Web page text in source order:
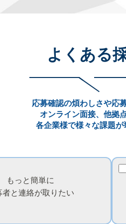
よくある
応募確認の煩わしさや応
オンライン面接、他拠
各企業様で様々な課題が
もっと簡単に
者と連絡が取りたい